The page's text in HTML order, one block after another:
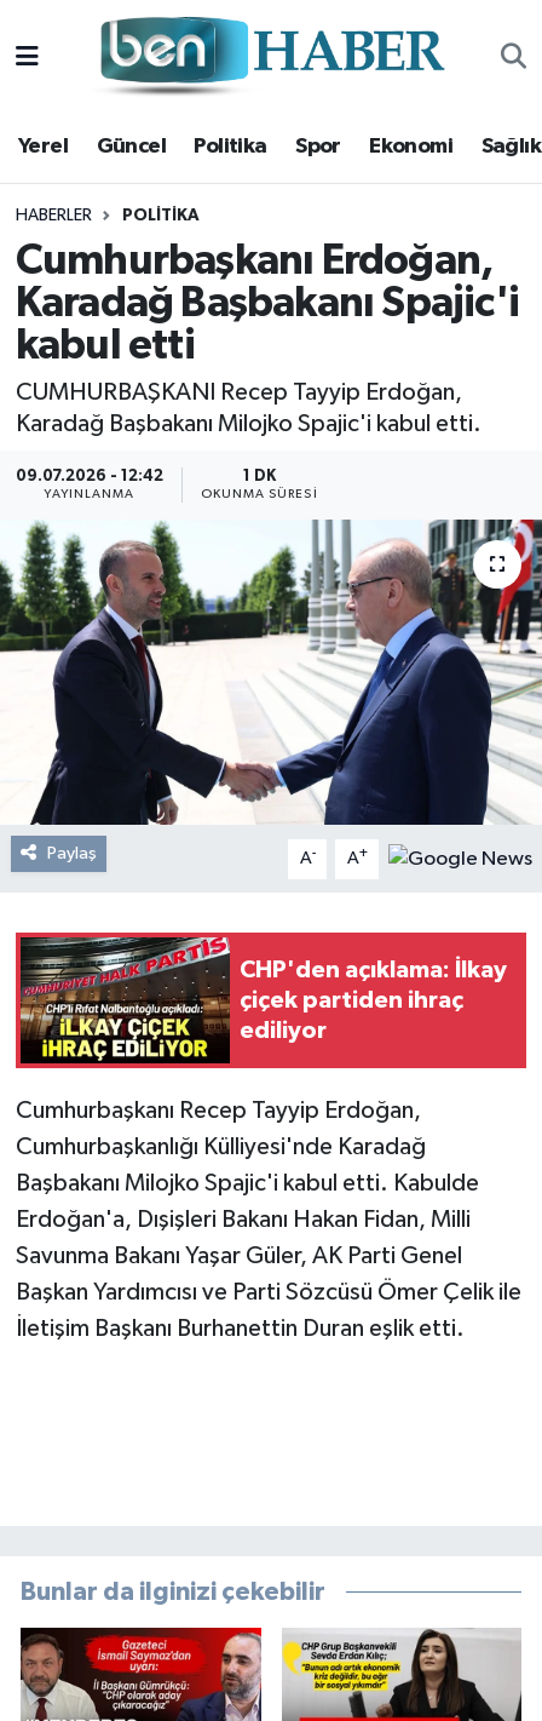
Yerel Güncel Politika Spor Ekonomi Sağlık
HABERLER POLITIKA
Cumhurbaşkanı Erdoğan,
Karadağ Başbakanı Spajic'i
kabul etti
CUMHURBAŞKANI Recep Tayyip Erdoğan,
Karadağ Başbakanı Milojko Spajic'i kabul etti.
09.07.2026 - 12:42
YAYINLANMA
1 DK
OKUNMA SÜRESI
Paylaş A- A+
CHP'den açıklama: İlkay
çiçek partiden ihraç
ediliyor
Cumhurbaşkanı Recep Tayyip Erdoğan,
Cumhurbaşkanlığı Külliyesi'nde Karadağ
Başbakanı Milojko Spajic'i kabul etti. Kabulde
Erdoğan'a, Dışişleri Bakanı Hakan Fidan, Milli
Savunma Bakanı Yaşar Güler, AK Parti Genel
Başkan Yardımcısı ve Parti Sözcüsü Ömer Çelik ile
İletişim Başkanı Burhanettin Duran eşlik etti.
Bunlar da ilginizi çekebilir
Yerel
Güncel
Politika
Spor
Ekonomi
Sağlık
Kültür Sanat
Resmi Reklam
Röportajlar
Hava Durumu
Trafik Durumu
Süper Lig Puan Durumu ve Fikstür
Tüm Manşetler
Son Dakika Haberleri
Haber Arşivi